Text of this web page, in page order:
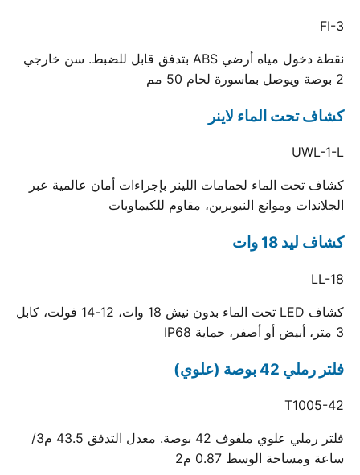
FI-3
نقطة دخول مياه أرضي ABS بتدفق قابل للضبط. سن خارجي
2 بوصة ويوصل بماسورة لحام 50 مم
كشاف تحت الماء لاينر
UWL-1-L
كشاف تحت الماء لحمامات اللينر بإجراءات أمان عالمية عبر
الجلاندات وموانع النيوبرين، مقاوم للكيماويات
كشاف ليد 18 وات
LL-18
كشاف LED تحت الماء بدون نيش 18 وات، 12-14 فولت، كابل
3 متر، أبيض أو أصفر، حماية IP68
فلتر رملي 42 بوصة (علوي)
T1005-42
فلتر رملي علوي ملفوف 42 بوصة. معدل التدفق 43.5 م3/
ساعة ومساحة الوسط 0.87 م2